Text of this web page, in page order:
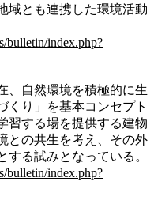
域とも連携した環境活動
bulletin/index.php?
、自然環境を積極的に生
くり」を基本コンセプト
習する場を提供する建物
との共生を考え、その外
る試みとなっている。
bulletin/index.php?